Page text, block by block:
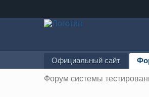
Официальный сайт
Форум системы